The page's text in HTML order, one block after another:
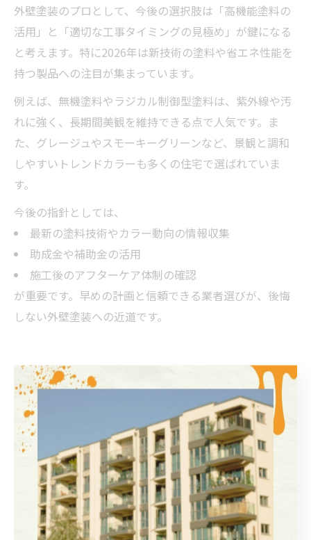
外壁塗装のプロとして、今後の選択肢は「高機能塗料の
活用」と「適切な工事タイミングの見極め」が鍵になる
と考えます。特に2026年は新技術の塗料や省エネ性能を
持つ製品への注目が集まっています。
例えば、無機塗料やラジカル制御型塗料は、紫外線や汚
れに強く、長期間美観を維持できる点で人気です。ま
た、グレージュやスモーキーグリーンなど、景観と調和
しやすいトレンドカラーも多くの住宅で選ばれていま
す。
今後の指針としては、
最新の塗料技術やカラー動向の情報収集
助成金や補助金の活用
施工後のアフターケア体制の確認
が重要です。早めの計画と信頼できる業者選びが、後悔
しない外壁塗装への近道です。
外壁塗装のベストな時期と市
場変化
外壁塗装に適したタイミングと見極め方
外壁塗装は、住まいの美観と耐久性を保つために欠かせ
ないメンテナンスです。適切なタイミングを見極めるこ
とで、余計な修繕費やトラブルを防ぐことができます。